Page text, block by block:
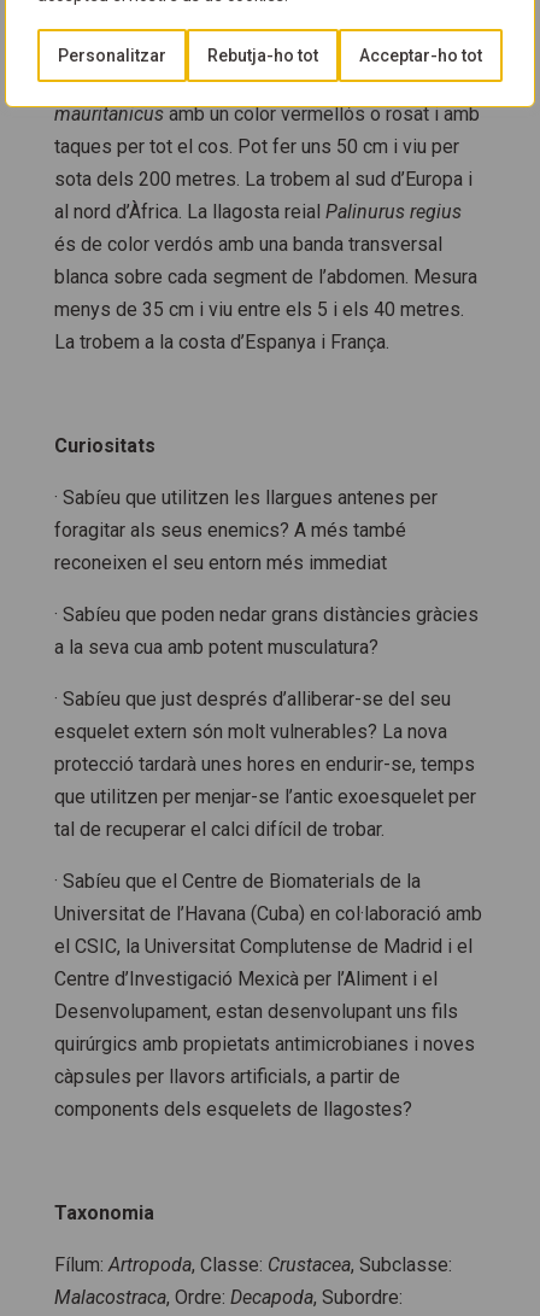
Personalitzar Rebutja-ho tot Acceptar-ho tot
Es pot confondre?
En el Mediterrani trobem la llagosta rosaPalinurus
mauritanicusamb un color vermellós o rosat i amb
taques per tot el cos. Pot fer uns 50 cm i viu per
sota dels 200 metres. La trobem al sud d’Europa i
al nord d’Àfrica. La llagosta reial Palinurus regius
és de color verdós amb una banda transversal
blanca sobre cada segment de l’abdomen. Mesura
menys de 35 cm i viu entre els 5 i els 40 metres.
La trobem a la costa d’Espanya i França.
Curiositats
· Sabíeu que utilitzen les llargues antenes per
foragitar als seus enemics? A més també
reconeixen el seu entorn més immediat
· Sabíeu que poden nedar grans distàncies gràcies
a la seva cua amb potent musculatura?
· Sabíeu que just després d’alliberar-se del seu
esquelet extern són molt vulnerables? La nova
protecció tardarà unes hores en endurir-se, temps
que utilitzen per menjar-se l’antic exoesquelet per
tal de recuperar el calci difícil de trobar.
· Sabíeu que el Centre de Biomaterials de la
Universitat de l’Havana (Cuba) en col·laboració amb
el CSIC, la Universitat Complutense de Madrid i el
Centre d’Investigació Mexicà per l’Aliment i el
Desenvolupament, estan desenvolupant uns fils
quirúrgics amb propietats antimicrobianes i noves
càpsules per llavors artificials, a partir de
components dels esquelets de llagostes?
Taxonomia
Fílum:Artropoda, Classe: Crustacea, Subclasse:
Malacostraca, Ordre: Decapoda, Subordre: